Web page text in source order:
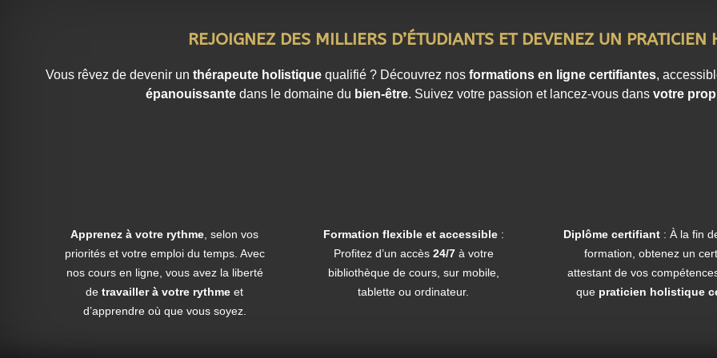
fréquentes à éviter, et à l’importance de la précision et de la persévérance.
Pour ceux qui souhaitent utiliser l’EFT dans un cadre professionnel, un volet sur l’éthique et les
limites de l’EFT est inclus, afin de garantir un accompagnement respectueux et sécurisant.
L’EFT n’est pas une promesse miracle, mais unoutil puissant d’autonomie et de transformation
intérieure. Elle vous aide à reprendre votre pouvoir, à écouter vos émotions, à apaiser vos douleurs
et à cultiver un état de paix et de confiance.
REJOIGNEZ DES MILLIERS D’ÉTUDIANTS ET DEVENEZ UN PRATICIEN
Vous rêvez de devenir un thérapeute holistiquequalifié ? Découvrez nos formations en ligne certifiantes,
épanouissantedans le domaine du bien-être. Suivez votre passion et lancez-vous dans votre
Apprenez à votre rythme , selon vos
priorités et votre emploi du temps. Avec
nos cours en ligne, vous avez la liberté
de travailler à votre rythme et
d’apprendre où que vous soyez.
Formation flexible et accessible:
Profitez d’un accès 24/7à votre
bibliothèque de cours, sur mobile,
tablette ou ordinateur.
Diplôme certifiant : À la fin
formation, obtenez un
attestant de vos
que praticien holistique